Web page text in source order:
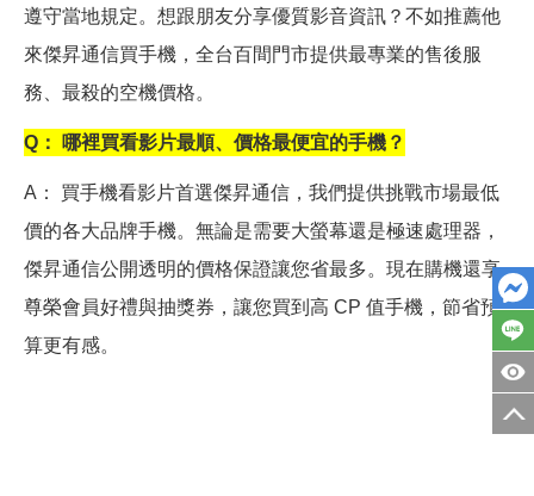
遵守當地規定。想跟朋友分享優質影音資訊？不如推薦他
來傑昇通信買手機，全台百間門市提供最專業的售後服
務、最殺的空機價格。
Q ： 哪裡買看影片最順、價格最便宜的手機？
A ： 買手機看影片首選傑昇通信，我們提供挑戰市場最低
價的各大品牌手機。無論是需要大螢幕還是極速處理器，
傑昇通信公開透明的價格保證讓您省最多。現在購機還享
尊榮會員好禮與抽獎券，讓您買到高 CP 值手機，節省預
算更有感。